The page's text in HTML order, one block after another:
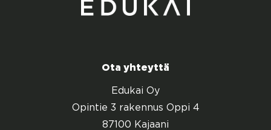
Ota yhteyttä
Edukai Oy
Opintie 3 rakennus Oppi 4
87100 Kajaani